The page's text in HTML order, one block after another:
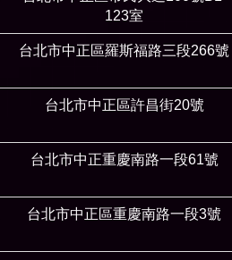
123室
台北市中正區羅斯福路三段266號
台北市中正區許昌街20號
台北市中正重慶南路一段61號
台北市中正區重慶南路一段3號